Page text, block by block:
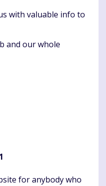
with valuable info to
and our whole
for anybody who